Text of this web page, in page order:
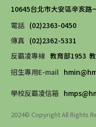
10645台北市大安區辛亥路
電話 (02)2363-0450
傳真 (02)2362-5331
反霸凌專線 教育部1953
招生專用E-mail
學校反霸凌信箱
2024© Copyright All Rights